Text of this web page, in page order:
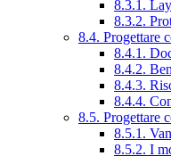
8.3.1.
8.3.2.
8.4. Progettare
8.4.1.
8.4.2.
8.4.3.
8.4.4.
8.5. Progettare
8.5.1.
8.5.2. I